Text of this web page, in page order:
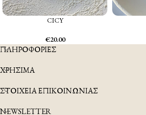
CICY
€20.00
ΠΛΗΡΟΦΟΡΙΕΣ
ΧΡΗΣΙΜΑ
ΣΤΟΙΧΕΙΑ ΕΠΙΚΟΙΝΩΝΙΑΣ
NEWSLETTER